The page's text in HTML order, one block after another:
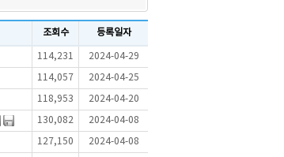
조회수 등록일자
114,231 2024-04-29
114,057 2024-04-25
118,953 2024-04-20
130,082 2024-04-08
127,150 2024-04-08